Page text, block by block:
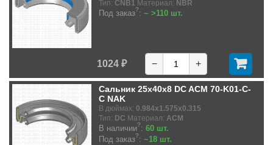
Тип: CNB1 Материал: NBR
Под заказ?: ~ >110 шт.
1024 ₽ − +
Сальник 25x40x8 DC ACM 70-K01-C-
C NAK
В дюймах: 0.984x1.575x0.315
Тип: DC Материал: ACM
В наличии?: 60 шт.
Под заказ?: ~18 шт.